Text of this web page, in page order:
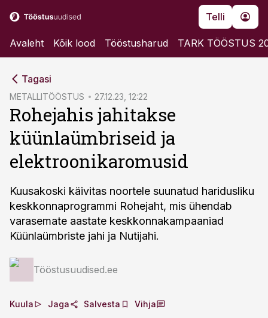
Telli
Avaleht Kõik lood Tööstusharud TARK TÖÖSTUS
Tagasi
METALLITÖÖSTUS 27.12.23, 12:22
Rohejahis jahitakse
küünlaümbriseid ja
elektroonikaromusid
Kuusakoski käivitas noortele suunatud haridusliku
keskkonnaprogrammi Rohejaht, mis ühendab
varasemate aastate keskkonnakampaaniad
Küünlaümbriste jahi ja Nutijahi.
Tööstusuudised.ee
Kuula Jaga Salvesta Vihja